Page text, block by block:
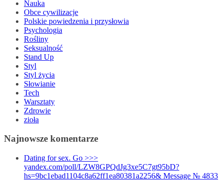
Nauka
Obce cywilizacje
Polskie powiedzenia i przysłowia
Psychologia
Rośliny
Seksualność
Stand Up
Styl
Styl życia
Słowianie
Tech
Warsztaty
Zdrowie
zioła
Najnowsze komentarze
Dating for sex. Go >>>
yandex.com/poll/LZW8GPQdJg3xe5C7gt95bD?
hs=9bc1ebad1104c8a62ff1ea80381a2256& Message № 4833